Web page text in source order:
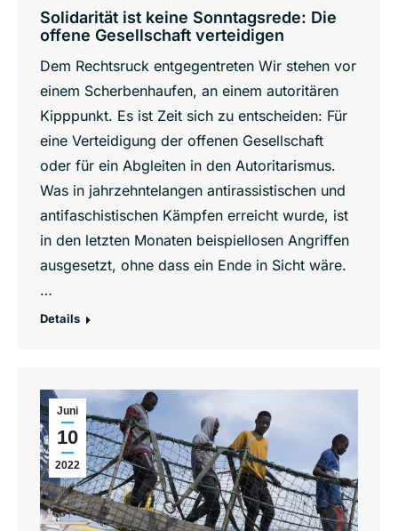
Solidarität ist keine Sonntagsrede: Die
offene Gesellschaft verteidigen
Dem Rechtsruck entgegentreten Wir stehen vor
einem Scherbenhaufen, an einem autoritären
Kipppunkt. Es ist Zeit sich zu entscheiden: Für
eine Verteidigung der offenen Gesellschaft
oder für ein Abgleiten in den Autoritarismus.
Was in jahrzehntelangen antirassistischen und
antifaschistischen Kämpfen erreicht wurde, ist
in den letzten Monaten beispiellosen Angriffen
ausgesetzt, ohne dass ein Ende in Sicht wäre.
…
Details
Juni
10
2022